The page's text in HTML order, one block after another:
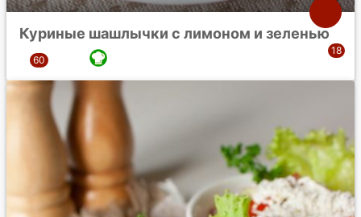
Куриные шашлычки с лимоном и зеленью